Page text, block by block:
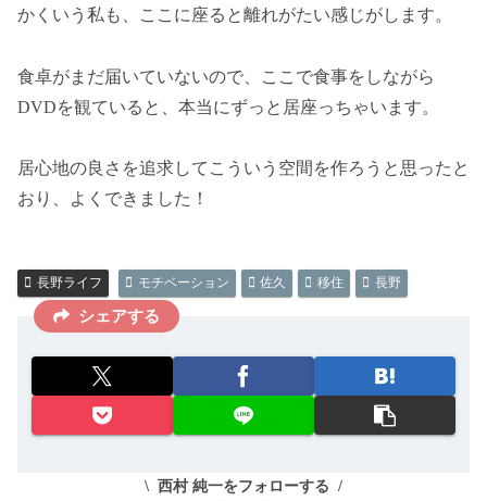
かくいう私も、ここに座ると離れがたい感じがします。
食卓がまだ届いていないので、ここで食事をしながら
DVDを観ていると、本当にずっと居座っちゃいます。
居心地の良さを追求してこういう空間を作ろうと思ったと
おり、よくできました！
長野ライフ モチベーション 佐久 移住 長野
シェアする
西村 純一をフォローする